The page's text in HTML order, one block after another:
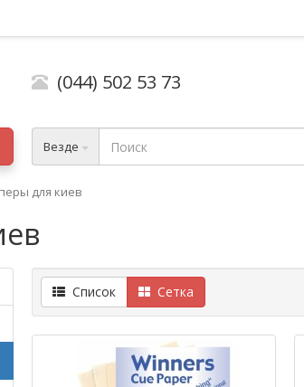
(044) 502 53 73
Везде
для киев
Список Сетка